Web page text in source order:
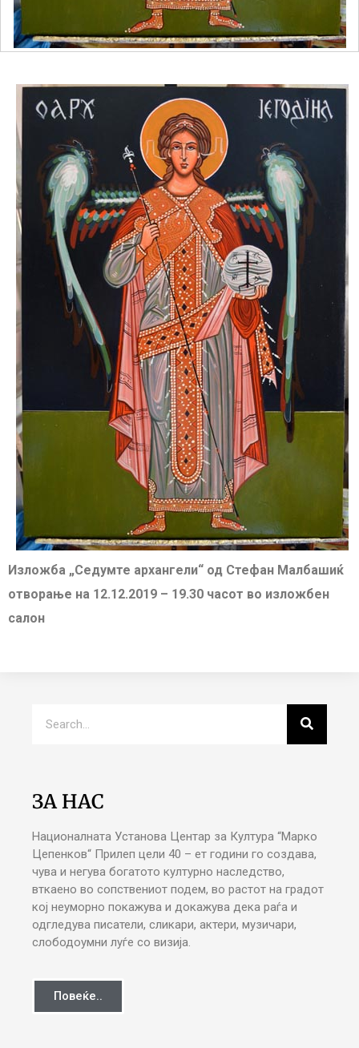
Изложба „Седумте архангели“ од Стефан Малбашиќ
отворање на 12.12.2019 – 19.30 часот во изложбен
салон
ЗА НАС
Националната Установа Центар за Култура “Марко
Цепенков“ Прилеп цели 40 – ет години го создава,
чува и негува богатото културно наследство,
вткаено во сопствениот подем, во растот на градот
кој неуморно покажува и докажува дека раѓа и
одгледува писатели, сликари, актери, музичари,
слободоумни луѓе со визија.
Повеќе..